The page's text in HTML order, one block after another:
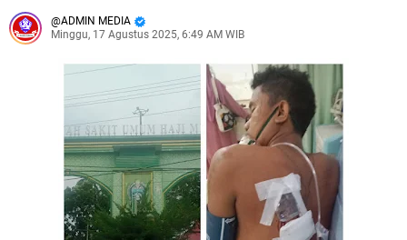
ADMIN MEDIA
Minggu, 17 Agustus 2025, 6:49 AM WIB